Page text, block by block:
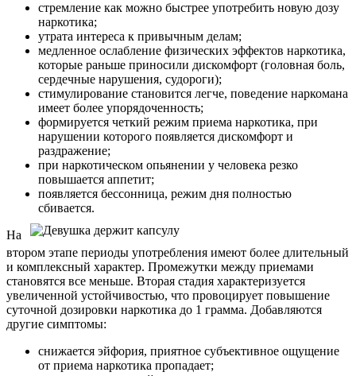
стремление как можно быстрее употребить новую дозу
наркотика;
утрата интереса к привычным делам;
медленное ослабление физических эффектов наркотика,
которые раньше приносили дискомфорт (головная боль,
сердечные нарушения, судороги);
стимулирование становится легче, поведение наркомана
имеет более упорядоченность;
формируется четкий режим приема наркотика, при
нарушении которого появляется дискомфорт и
раздражение;
при наркотическом опьянении у человека резко
повышается аппетит;
появляется бессонница, режим дня полностью
сбивается.
На
втором этапе периоды употребления имеют более длительный
и комплексный характер. Промежутки между приемами
становятся все меньше. Вторая стадия характеризуется
увеличенной устойчивостью, что провоцирует повышение
суточной дозировки наркотика до 1 грамма. Добавляются
другие симптомы:
снижается эйфория, приятное субъективное ощущение
от приема наркотика пропадает;